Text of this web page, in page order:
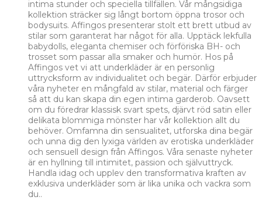
intima stunder och speciella tillfällen. Vår mångsidiga
kollektion sträcker sig långt bortom öppna trosor och
bodysuits. Affingos presenterar stolt ett brett utbud av
stilar som garanterat har något för alla. Upptäck lekfulla
babydolls, eleganta chemiser och förföriska BH- och
trosset som passar alla smaker och humör. Hos på
Affingos vet vi att underkläder är en personlig
uttrycksform av individualitet och begär. Därför erbjuder
våra nyheter en mångfald av stilar, material och färger
så att du kan skapa din egen intima garderob. Oavsett
om du föredrar klassisk svart spets, djärvt röd satin eller
delikata blommiga mönster har vår kollektion allt du
behöver. Omfamna din sensualitet, utforska dina begär
och unna dig den lyxiga världen av erotiska underkläder
och sensuell design från Affingos. Våra senaste nyheter
är en hyllning till intimitet, passion och självuttryck.
Handla idag och upplev den transformativa kraften av
exklusiva underkläder som är lika unika och vackra som
du..